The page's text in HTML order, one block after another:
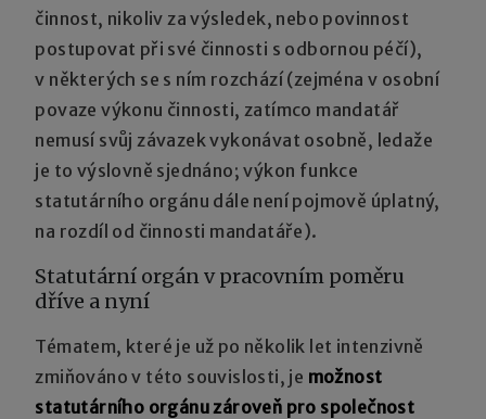
činnost, nikoliv za výsledek, nebo povinnost
postupovat při své činnosti s odbornou péčí),
v některých se s ním rozchází (zejména v osobní
povaze výkonu činnosti, zatímco mandatář
nemusí svůj závazek vykonávat osobně, ledaže
je to výslovně sjednáno; výkon funkce
statutárního orgánu dále není pojmově úplatný,
na rozdíl od činnosti mandatáře).
Statutární orgán v pracovním poměru
dříve a nyní
Tématem, které je už po několik let intenzivně
zmiňováno v této souvislosti, je možnost
statutárního orgánu zároveň pro společnost